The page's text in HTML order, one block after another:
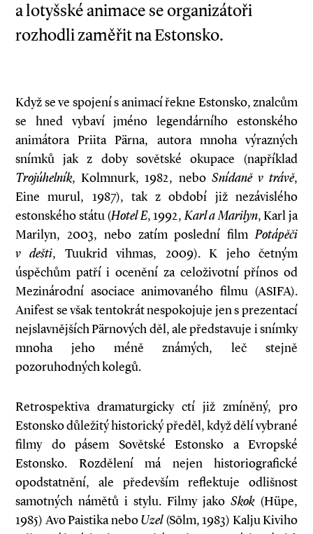
a lotyšské animace se organizátoři
rozhodli zaměřit na Estonsko.
Když se ve spojení s animací řekne Estonsko, znalcům
se hned vybaví jméno legendárního estonského
animátora Priita Pärna, autora mnoha výrazných
snímků jak z doby sovětské okupace (například
Trojúhelník, Kolmnurk, 1982, nebo Snídaně v trávě,
Eine murul, 1987), tak z období již nezávislého
estonského státu (Hotel E, 1992,Karl a Marilyn, Karl ja
Marilyn, 2003, nebo zatím poslední filmPotápěči
v dešti, Tuukrid vihmas, 2009). K jeho četným
úspěchům patří i ocenění za celoživotní přínos od
Mezinárodní asociace animovaného filmu (ASIFA).
Anifest se však tentokrát nespokojuje jen s prezentací
nejslavnějších Pärnových děl, ale představuje i snímky
mnoha jeho méně známých, leč stejně
pozoruhodných kolegů.
Retrospektiva dramaturgicky ctí již zmíněný, pro
Estonsko důležitý historický předěl, když dělí vybrané
filmy do pásem Sovětské Estonsko a Evropské
Estonsko. Rozdělení má nejen historiografické
opodstatnění, ale především reflektuje odlišnost
samotných námětů i stylu. Filmy jako Skok(Hüpe,
1985) Avo Paistika neboUzel(Sõlm, 1983) Kalju Kiviho